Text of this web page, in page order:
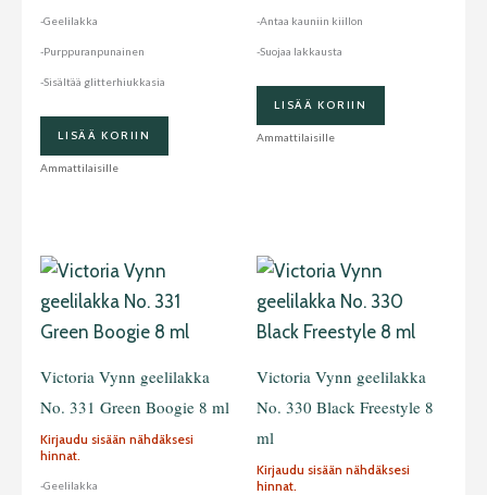
-Geelilakka
-Purppuranpunainen
-Sisältää glitterhiukkasia
LISÄÄ KORIIN
Ammattilaisille
-Antaa kauniin kiillon
-Suojaa lakkausta
LISÄÄ KORIIN
Ammattilaisille
Victoria Vynn geelilakka
No. 331 Green Boogie 8 ml
Kirjaudu sisään nähdäksesi
hinnat.
-Geelilakka
Victoria Vynn geelilakka
No. 330 Black Freestyle 8
ml
Kirjaudu sisään nähdäksesi
hinnat.